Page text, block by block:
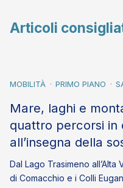
Articoli
MOBILITÀ PRIMO PIANO
Mare, laghi e
quattro percorsi in
all’insegna della
Dal Lago Trasimeno
di Comacchio e i Colli